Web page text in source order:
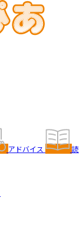
アドバイス 読